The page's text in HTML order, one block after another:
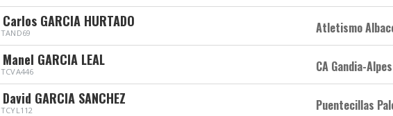
Carlos GARCIA HURTADO
TAND69 Atletismo
Manel GARCIA LEAL
TCVA446 CA Gandia-
David GARCIA SANCHEZ
TCYL112 Puentecillas